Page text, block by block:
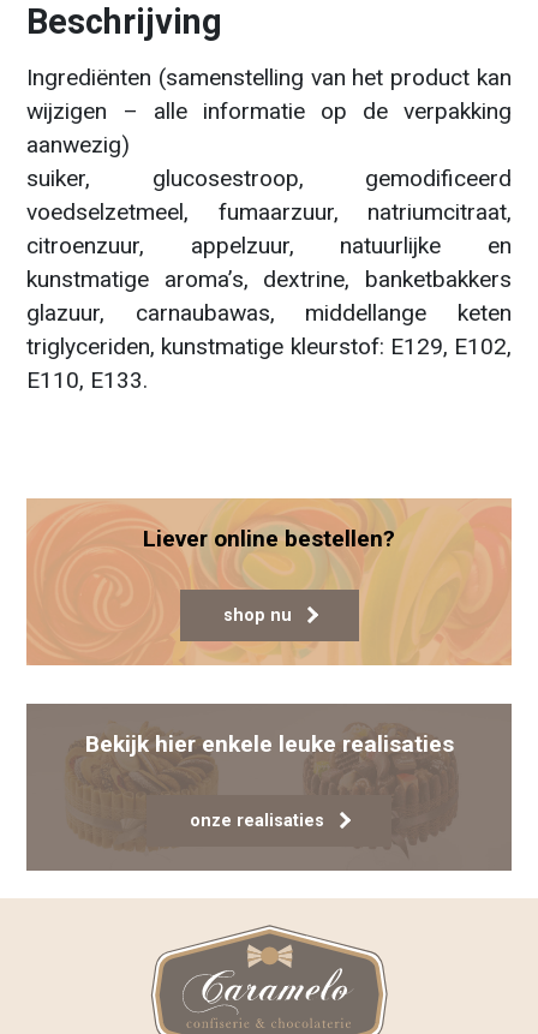
Beschrijving
Ingrediënten (samenstelling van het product kan
wijzigen – alle informatie op de verpakking
aanwezig)
suiker, glucosestroop, gemodificeerd
voedselzetmeel, fumaarzuur, natriumcitraat,
citroenzuur, appelzuur, natuurlijke en
kunstmatige aroma’s, dextrine, banketbakkers
glazuur, carnaubawas, middellange keten
triglyceriden, kunstmatige kleurstof: E129, E102,
E110, E133.
Liever online bestellen?
shop nu
Bekijk hier enkele leuke realisaties
onze realisaties